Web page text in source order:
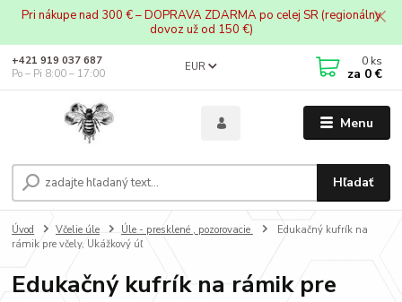
Pri nákupe nad 300 € – DOPRAVA ZDARMA po celej SR (regionálny
dovoz už od 150 €)
Menu
EUR
Hľadať
+421 919 037 687
Po – Pi 8:00 – 17:00
0 ks
za 0 €
Úvod Včelie úle Úle - presklené , pozorovacie
Edukačný kufrík na
rámik pre včely, Ukážkový úľ
Edukačný kufrík na rámik pre